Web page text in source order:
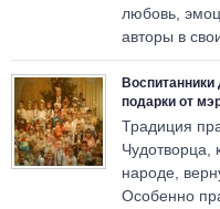
любовь,
авторы в
Воспитанники
подарки от
Традиция
Чудотворца,
народе,
Особенно